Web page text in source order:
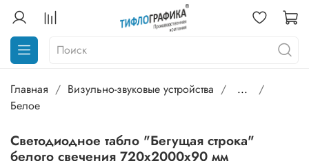
Главная Визульно-звуковые устройства
...
Белое
Светодиодное табло "Бегущая строка"
белого свечения 720х2000x90 мм